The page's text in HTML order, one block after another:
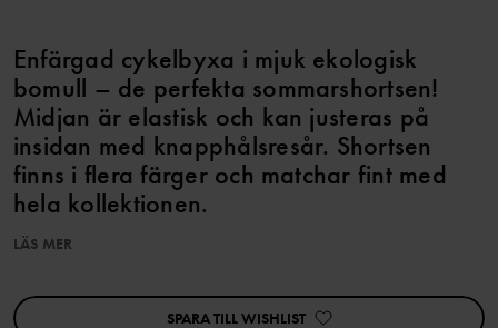
Enfärgad cykelbyxa i mjuk ekologisk
bomull – de perfekta sommarshortsen!
Midjan är elastisk och kan justeras på
insidan med knapphålsresår. Shortsen
finns i flera färger och matchar fint med
hela kollektionen.
LÄS MER
SPARA TILL WISHLIST